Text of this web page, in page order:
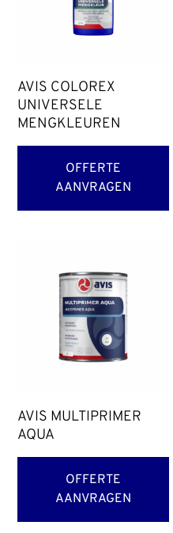
AVIS COLOREX
UNIVERSELE
MENGKLEUREN
OFFERTE
AANVRAGEN
AVIS MULTIPRIMER
AQUA
OFFERTE
AANVRAGEN